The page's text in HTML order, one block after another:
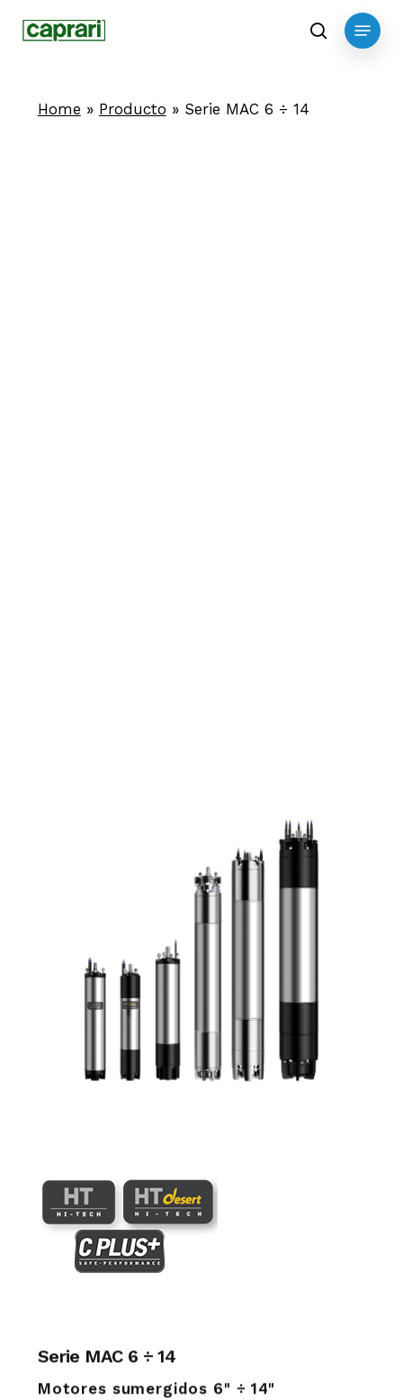
search
Menu
Home » Producto » Serie MAC 6 ÷ 14
Serie MAC 6 ÷ 14
Motores sumergidos 6" ÷ 14"